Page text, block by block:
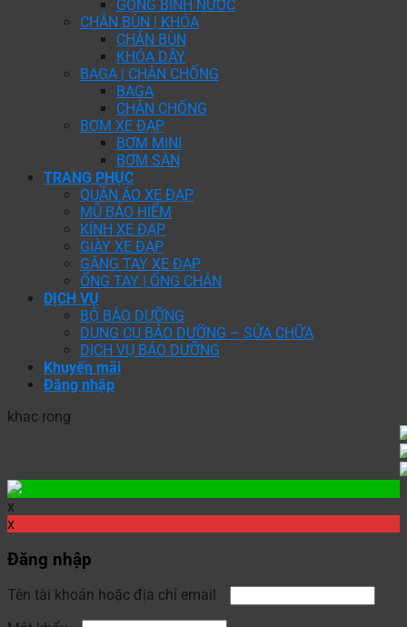
GỌNG BÌNH NƯỚC
CHẮN BÙN | KHÓA
CHẮN BÙN
KHÓA DÂY
BAGA | CHÂN CHỐNG
BAGA
CHÂN CHỐNG
BƠM XE ĐẠP
BƠM MINI
BƠM SÀN
TRANG PHỤC
QUẦN ÁO XE ĐẠP
MŨ BẢO HIỂM
KÍNH XE ĐẠP
GIÀY XE ĐẠP
GĂNG TAY XE ĐẠP
ỐNG TAY | ỐNG CHÂN
DỊCH VỤ
BỘ BẢO DƯỠNG
DỤNG CỤ BẢO DƯỠNG – SỬA CHỮA
DỊCH VỤ BẢO DƯỠNG
Khuyến mãi
Đăng nhập
khac rong
x
x
Đăng nhập
Tên tài khoản hoặc địa chỉ email